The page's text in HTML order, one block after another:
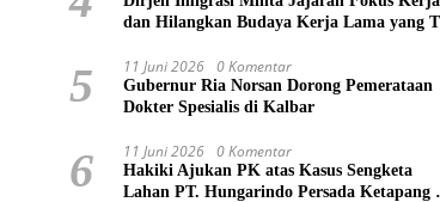
dan Hilangkan Budaya Kerja Lama yang
5 11 Juni 2026 0 Komentar
Gubernur Ria Norsan Dorong Pemerataan
Dokter Spesialis di Kalbar
6 11 Juni 2026 0 Komentar
Hakiki Ajukan PK atas Kasus Sengketa
Lahan PT. Hungarindo Persada Ketapang